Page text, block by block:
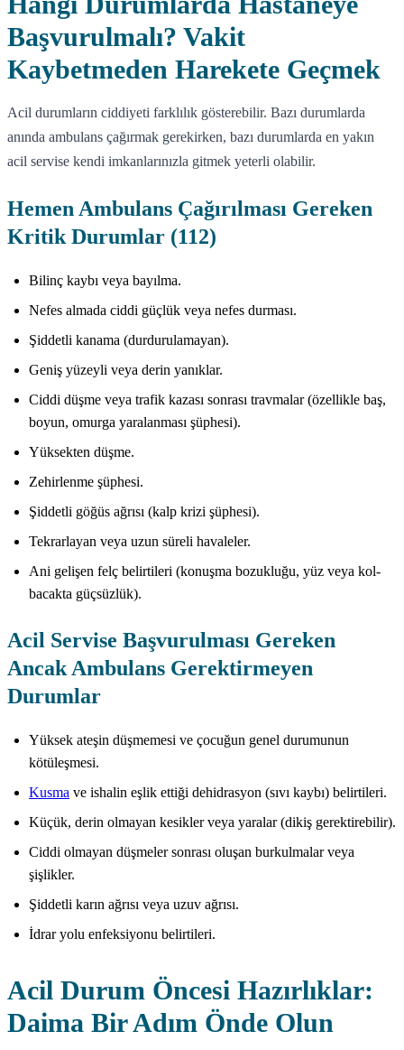
Başvurulmalı? Vakit
Kaybetmeden Harekete Geçmek
Acil durumların ciddiyeti farklılık gösterebilir. Bazı durumlarda
anında ambulans çağırmak gerekirken, bazı durumlarda en yakın
acil servise kendi imkanlarınızla gitmek yeterli olabilir.
Hemen Ambulans Çağırılması Gereken
Kritik Durumlar (112)
Bilinç kaybı veya bayılma.
Nefes almada ciddi güçlük veya nefes durması.
Şiddetli kanama (durdurulamayan).
Geniş yüzeyli veya derin yanıklar.
Ciddi düşme veya trafik kazası sonrası travmalar (özellikle baş,
boyun, omurga yaralanması şüphesi).
Yüksekten düşme.
Zehirlenme şüphesi.
Şiddetli göğüs ağrısı (kalp krizi şüphesi).
Tekrarlayan veya uzun süreli havaleler.
Ani gelişen felç belirtileri (konuşma bozukluğu, yüz veya kol-
bacakta güçsüzlük).
Acil Servise Başvurulması Gereken
Ancak Ambulans Gerektirmeyen
Durumlar
Yüksek ateşin düşmemesi ve çocuğun genel durumunun
kötüleşmesi.
Kusma ve ishalin eşlik ettiği dehidrasyon (sıvı kaybı) belirtileri.
Küçük, derin olmayan kesikler veya yaralar (dikiş gerektirebilir).
Ciddi olmayan düşmeler sonrası oluşan burkulmalar veya
şişlikler.
Şiddetli karın ağrısı veya uzuv ağrısı.
İdrar yolu enfeksiyonu belirtileri.
Acil Durum Öncesi Hazırlıklar:
Daima Bir Adım Önde Olun